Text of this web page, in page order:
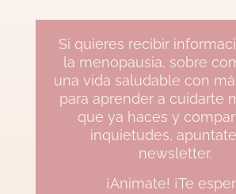
Si quieres recibir
la menopausia, sobre
una vida saludable con
para aprender a cuidarte
que ya haces y
inquietudes,
newsletter.
¡Animate! ¡Te